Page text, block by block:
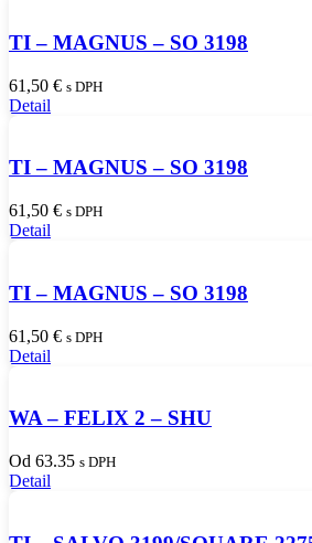
TI – MAGNUS – SO 3198
61,50 € s DPH
Detail
TI – MAGNUS – SO 3198
61,50 € s DPH
Detail
TI – MAGNUS – SO 3198
61,50 € s DPH
Detail
WA – FELIX 2 – SHU
Od 63.35 s DPH
Detail